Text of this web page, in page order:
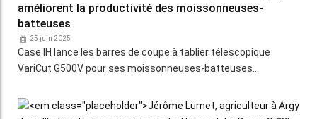
améliorent la productivité des moissonneuses-
batteuses
25 juin 2025
Case IH lance les barres de coupe à tablier télescopique
VariCut G500V pour ses moissonneuses-batteuses…